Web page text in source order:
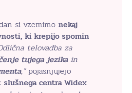
si vzemimo nekaj
ki krepijo spomin
telovadba za
tujega jezikain
,”pojasnjujejo
slušnega centra Widex.